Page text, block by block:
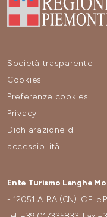
Società trasparente
Cookies
Preferenze cookies
Privacy
Dichiarazione di
accessibilità
Ente Turismo Langhe
- 12051 ALBA (CN). C.F. e